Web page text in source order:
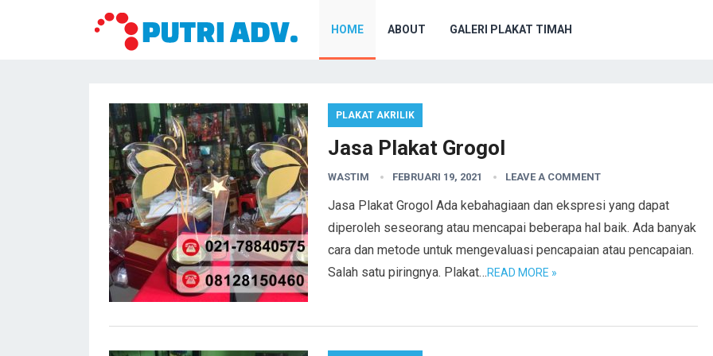
HOME ABOUT GALERI PLAKAT TIMAH
PLAKAT AKRILIK
Jasa Plakat Grogol
WASTIM FEBRUARI 19, 2021 LEAVE A COMMENT
Jasa Plakat Grogol Ada kebahagiaan dan ekspresi yang dapat
diperoleh seseorang atau mencapai beberapa hal baik. Ada banyak
cara dan metode untuk mengevaluasi pencapaian atau pencapaian.
Salah satu piringnya. Plakat…READ MORE »